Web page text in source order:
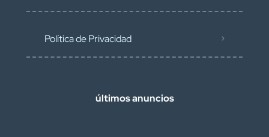
Política de Privacidad
últimos anuncios